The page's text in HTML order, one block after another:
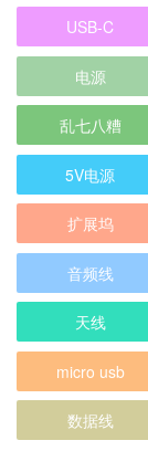
USB-C
电源
乱七八糟
5V电源
扩展坞
音频线
天线
micro usb
数据线